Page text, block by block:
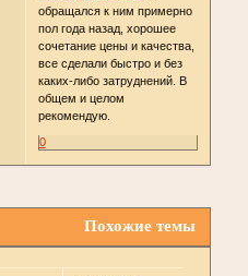
обращался к ним примерно
пол года назад, хорошее
сочетание цены и качества,
все сделали быстро и без
каких-либо затруднений. В
общем и целом
рекомендую.
0
Похожие темы